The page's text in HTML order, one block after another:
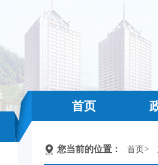
首页
您当前的位置： 首页>